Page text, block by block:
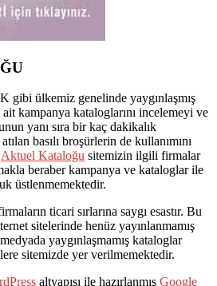
gibi ülkemiz genelinde yaygınlaşmış
kampanya kataloglarını incelemeyi ve
yanı sıra bir kaç dakikalık
basılı broşürlerin de kullanımını
Aktuel Kataloğu sitemizin ilgili firmalar
beraber kampanya ve kataloglar ile
üstlenmemektedir.
ticari sırlarına saygı esastır. Bu
sitelerinde henüz yayınlanmamış
yaygınlaşmamış kataloglar
sitemizde yer verilmemektedir.
altyapısı ile hazırlanmış Google